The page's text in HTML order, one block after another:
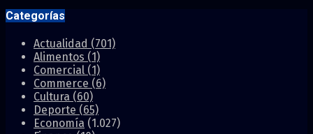
Categorías
Actualidad (701)
Alimentos (1)
Comercial (1)
Commerce (6)
Cultura (60)
Deporte (65)
Economía (1.027)